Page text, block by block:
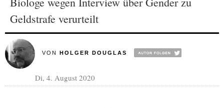
Geldstrafe verurteilt
VON HOLGER DOUGLAS
Di, 4. August 2020